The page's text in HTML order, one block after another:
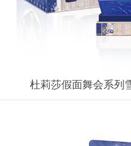
杜莉莎假面舞会系列